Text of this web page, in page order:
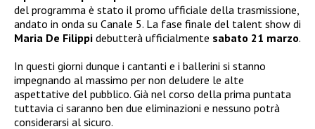
del programma è stato il promo ufficiale della trasmissione,
andato in onda su Canale 5. La fase finale del talent show di
Maria De Filippi debutterà ufficialmente sabato 21 marzo.
In questi giorni dunque i cantanti e i ballerini si stanno
impegnando al massimo per non deludere le alte
aspettative del pubblico. Già nel corso della prima puntata
tuttavia ci saranno ben due eliminazioni e nessuno potrà
considerarsi al sicuro.